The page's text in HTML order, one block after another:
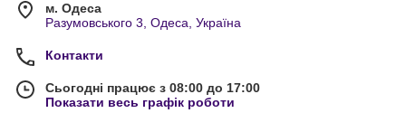
м. Одеса
Разумовського 3, Одеса, Україна
Контакти
Сьогодні працює з 08:00 до 17:00
Показати весь графік роботи